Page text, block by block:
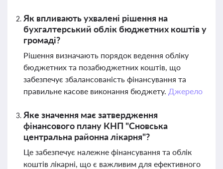
Як впливають ухвалені рішення на
бухгалтерський облік бюджетних коштів у
громаді?
Рішення визначають порядок ведення обліку
бюджетних та позабюджетних коштів, що
забезпечує збалансованість фінансування та
правильне касове виконання бюджету. Джерело
Яке значення має затвердження
фінансового плану КНП "Сновська
центральна районна лікарня"?
Це забезпечує належне фінансування та облік
коштів лікарні, що є важливим для ефективного